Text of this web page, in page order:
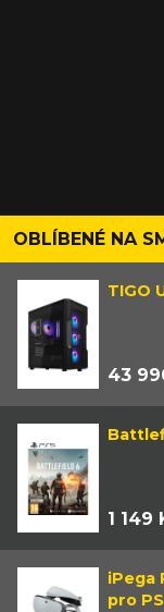
OBLÍBENÉ NA
TIGO
43
1 149
iPega
pro